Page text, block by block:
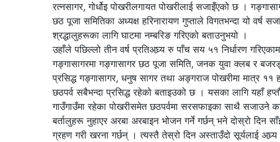
रत्नसागर, गोर्धोइ पोखरीलगायत पोखरीलाई सजाइँएको छ ।
छठ पूजा समितिका अध्यक्ष हरिनारायण गुप्ताले विगतभन्दा यो वर्ष
श्रद्धालुहरूका लागि घाटमा नम्बरिङ गरिएको बताउनुभयो ।
उहाँले पछिल्लो तीन वर्ष प्रतिअघ्र्य रु पाँच सय ५१ निर्धारण
गङ्गासागरमा गङ्गासागर छठ पूजा समिति, जनक युवा क्लब र
प्रसिद्ध गङ्गासागर, धनुष सागर तथा अङ्गराज पोखरीमा मात्र ११
छठपर्व सबैभन्दा प्रसिद्ध रहेको बताइउको छ । यसका लागि यहाँ
गाउँगाउँमा रहेका पोखरीसमेत छठपर्वमा सरसफाइका साथै सजाउने
बर्तालुहरू नुहाएर अरबा अरबाइन भोजन गर्ने गर्छन् भने दोस्रो
ग्रहण गरी खरना गर्छन् । त्यस्तै तेस्रो दिन अस्ताउँदो सूर्यलाई